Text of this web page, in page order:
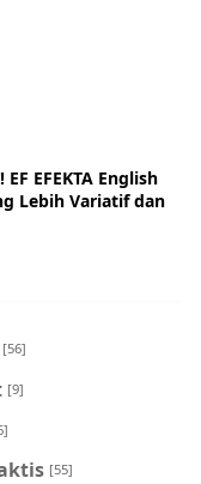
EF EFEKTA English
Lebih Variatif dan
[56]
[9]
[55]